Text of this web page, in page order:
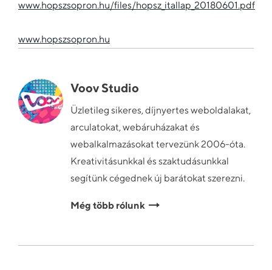
www.hopszsopron.hu/files/hopsz_itallap_20180601.pdf
www.hopszsopron.hu
Voov Studio
Üzletileg sikeres, díjnyertes weboldalakat,
arculatokat, webáruházakat és
webalkalmazásokat tervezünk 2006-óta.
Kreativitásunkkal és szaktudásunkkal
segítünk cégednek új barátokat szerezni.
Még több rólunk